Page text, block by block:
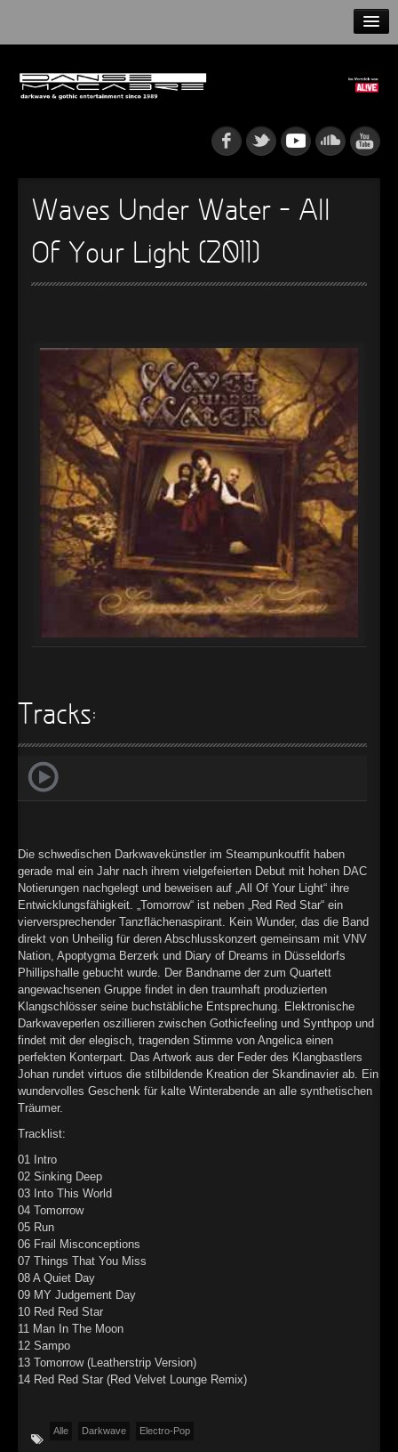
NEWS
►
►
►
►
►
►
►
►
Waves Under Water – All
Of Your Light (2011)
Tracks:
Die schwedischen Darkwavekünstler im Steampunkoutfit haben
gerade mal ein Jahr nach ihrem vielgefeierten Debut mit hohen DAC
Notierungen nachgelegt und beweisen auf „All Of Your Light“ ihre
Entwicklungsfähigkeit. „Tomorrow“ ist neben „Red Red Star“ ein
vierversprechender Tanzflächenaspirant. Kein Wunder, das die Band
direkt von Unheilig für deren Abschlusskonzert gemeinsam mit VNV
Nation, Apoptygma Berzerk und Diary of Dreams in Düsseldorfs
Phillipshalle gebucht wurde. Der Bandname der zum Quartett
angewachsenen Gruppe findet in den traumhaft produzierten
Klangschlösser seine buchstäbliche Entsprechung. Elektronische
Darkwaveperlen oszillieren zwischen Gothicfeeling und Synthpop und
findet mit der elegisch, tragenden Stimme von Angelica einen
perfekten Konterpart. Das Artwork aus der Feder des Klangbastlers
Johan rundet virtuos die stilbildende Kreation der Skandinavier ab. Ein
wundervolles Geschenk für kalte Winterabende an alle synthetischen
Träumer.
Tracklist:
01 Intro
02 Sinking Deep
03 Into This World
04 Tomorrow
05 Run
06 Frail Misconceptions
07 Things That You Miss
08 A Quiet Day
09 MY Judgement Day
10 Red Red Star
11 Man In The Moon
12 Sampo
13 Tomorrow (Leatherstrip Version)
14 Red Red Star (Red Velvet Lounge Remix)
Alle Darkwave Electro-Pop